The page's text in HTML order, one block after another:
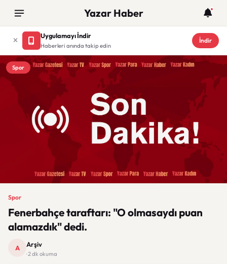
Yazar Haber
Uygulamayı İndir
Haberleri anında takip edin
İndir
Spor
Spor
Fenerbahçe taraftarı: "O olmasaydı puan
alamazdık" dedi.
A Arşiv
· 2 dk okuma